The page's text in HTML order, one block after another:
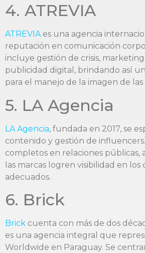
4. ATREVIA
ATREVIAes una agencia
reputación en comunicación
incluye gestión de crisis,
publicidad digital, brindando así
para el manejo de la imagen de las
5. LA Agencia
LA Agencia, fundada en 2017, se
contenido y gestión de
completos en relaciones públicas,
las marcas logren visibilidad en los
adecuados.
6. Brick
Brick cuenta con más de dos
es una agencia integral que
Worldwide en Paraguay. Se